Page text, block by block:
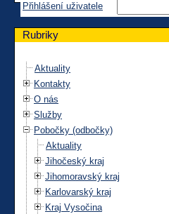
Přihlášení uživatele
Rubriky
Aktuality
Kontakty
O nás
Služby
Pobočky (odbočky)
Aktuality
Jihočeský kraj
Jihomoravský kraj
Karlovarský kraj
Kraj Vysočina